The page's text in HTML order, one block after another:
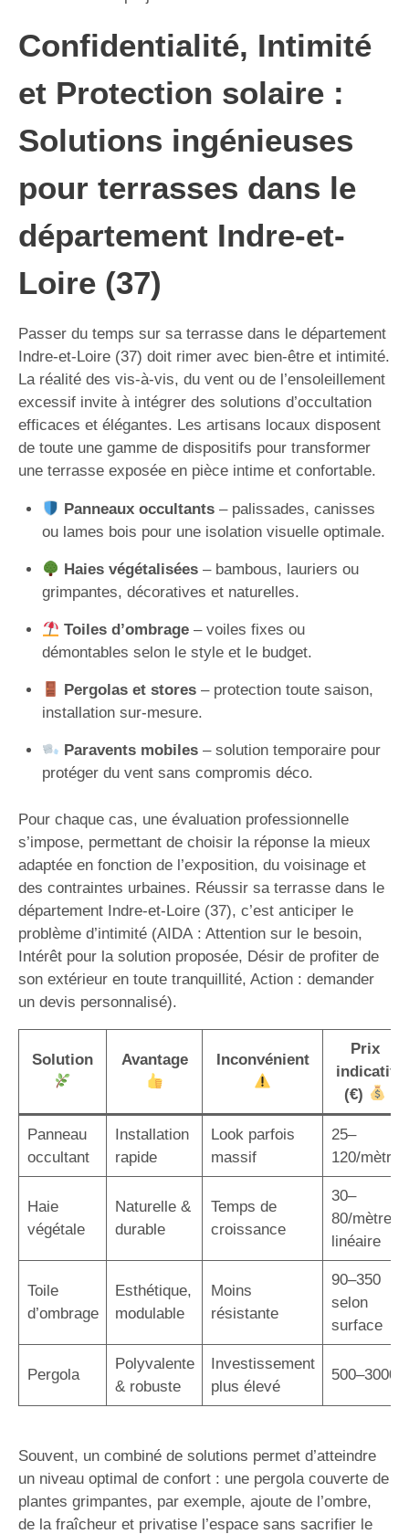
Confidentialité, Intimité
et Protection solaire :
Solutions ingénieuses
pour terrasses dans le
département Indre-et-
Loire (37)
Passer du temps sur sa terrasse dans le département
Indre-et-Loire (37) doit rimer avec bien-être et intimité.
La réalité des vis-à-vis, du vent ou de l’ensoleillement
excessif invite à intégrer des solutions d’occultation
efficaces et élégantes. Les artisans locaux disposent
de toute une gamme de dispositifs pour transformer
une terrasse exposée en pièce intime et confortable.
Panneaux occultants– palissades, canisses
ou lames bois pour une isolation visuelle optimale.
Haies végétalisées– bambous, lauriers ou
grimpantes, décoratives et naturelles.
Toiles d’ombrage– voiles fixes ou
démontables selon le style et le budget.
Pergolas et stores– protection toute saison,
installation sur-mesure.
Paravents mobiles– solution temporaire pour
protéger du vent sans compromis déco.
Pour chaque cas, une évaluation professionnelle
s’impose, permettant de choisir la réponse la mieux
adaptée en fonction de l’exposition, du voisinage et
des contraintes urbaines. Réussir sa terrasse dans le
département Indre-et-Loire (37), c’est anticiper le
problème d’intimité (AIDA : Attention sur le besoin,
Intérêt pour la solution proposée, Désir de profiter de
son extérieur en toute tranquillité, Action : demander
un devis personnalisé).
Solution Avantage Inconvénient
Prix
indicatif
(€)
Panneau
occultant
Installation
rapide
Look parfois
massif
25–
120/mètre
Haie
végétale
Naturelle &
durable
Temps de
croissance
30–
80/mètre
linéaire
Toile
d’ombrage
Esthétique,
modulable
Moins
résistante
90–350
selon
surface
Pergola
Polyvalente
& robuste
Investissement
plus élevé
500–3000
Souvent, un combiné de solutions permet d’atteindre
un niveau optimal de confort : une pergola couverte de
plantes grimpantes, par exemple, ajoute de l’ombre,
de la fraîcheur et privatise l’espace sans sacrifier le